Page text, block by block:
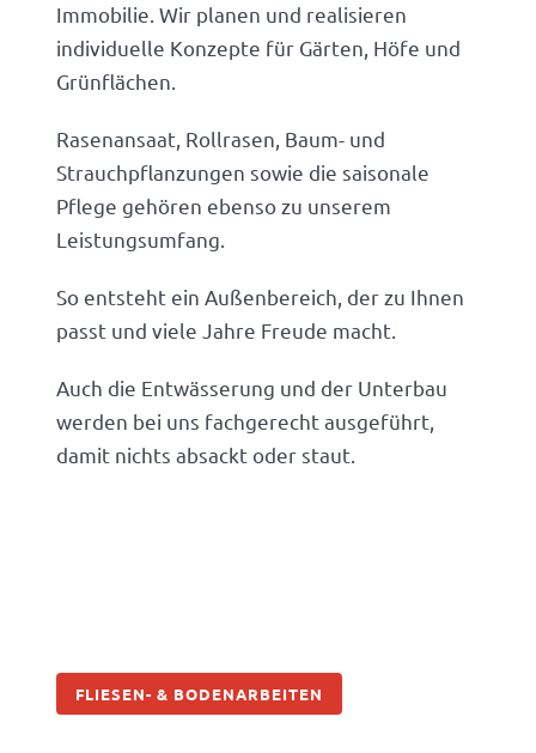
Immobilie. Wir planen und realisieren
individuelle Konzepte für Gärten, Höfe und
Grünflächen.
Rasenansaat, Rollrasen, Baum- und
Strauchpflanzungen sowie die saisonale
Pflege gehören ebenso zu unserem
Leistungsumfang.
So entsteht ein Außenbereich, der zu Ihnen
passt und viele Jahre Freude macht.
Auch die Entwässerung und der Unterbau
werden bei uns fachgerecht ausgeführt,
damit nichts absackt oder staut.
FLIESEN- & BODENARBEITEN